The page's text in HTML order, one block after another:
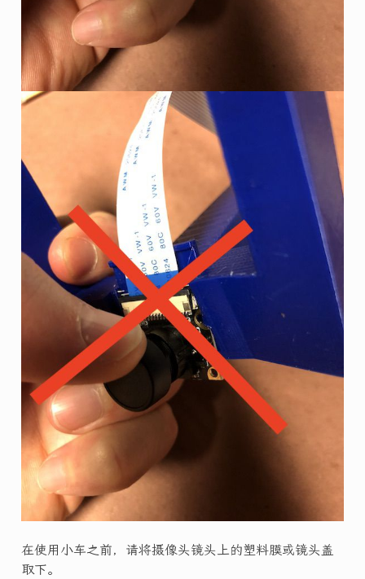
在使用小车之前，请将摄像头镜头上的塑料膜或镜头盖
取下。